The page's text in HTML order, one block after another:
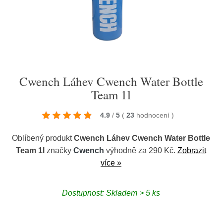
Cwench Láhev Cwench Water Bottle
Team 1l
4.9 / 5 ( 23 hodnocení )
Oblíbený produktCwench Láhev Cwench Water Bottle
Team 1l značky Cwench výhodně za 290 Kč. Zobrazit
více »
Dostupnost: Skladem > 5 ks